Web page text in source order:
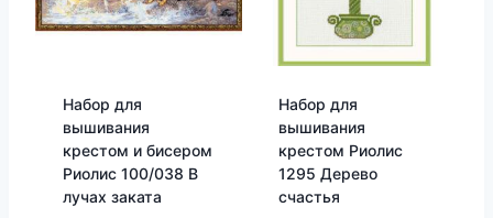
Набор для
вышивания
крестом и бисером
Риолис 100/038 В
лучах заката
Набор для
вышивания
крестом Риолис
1295 Дерево
счастья